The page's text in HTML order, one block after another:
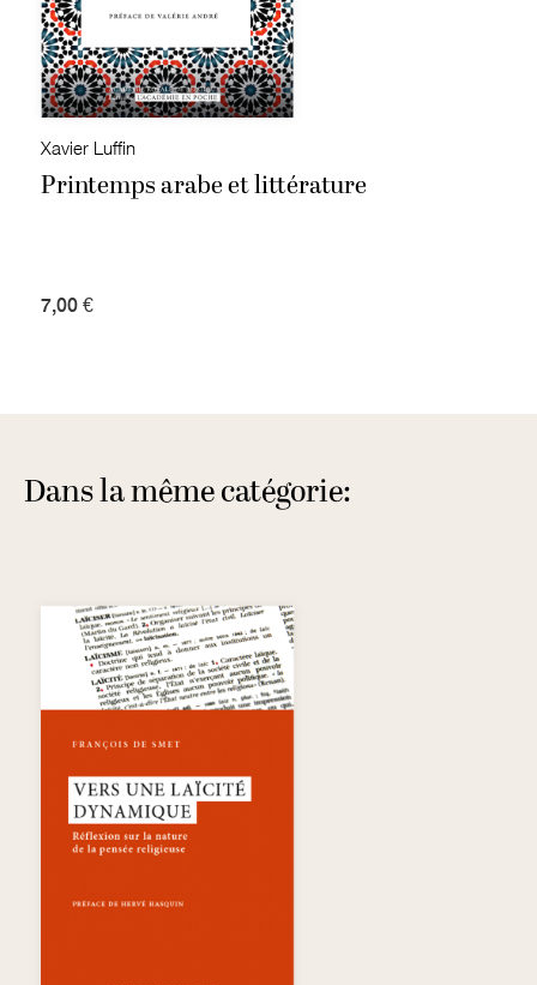
Xavier Luffin
Printemps arabe et littérature
7,00 €
Dans la même catégorie: